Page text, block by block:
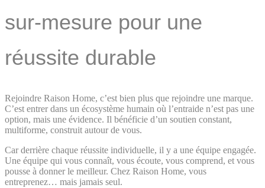
sur-mesure pour une
réussite durable
Rejoindre Raison Home, c’est bien plus que rejoindre une marque.
C’est entrer dans un écosystème humain où l’entraide n’est pas une
option, mais une évidence. Il bénéficie d’un soutien constant,
multiforme, construit autour de vous.
Car derrière chaque réussite individuelle, il y a une équipe engagée.
Une équipe qui vous connaît, vous écoute, vous comprend, et vous
pousse à donner le meilleur. Chez Raison Home, vous
entreprenez… mais jamais seul.